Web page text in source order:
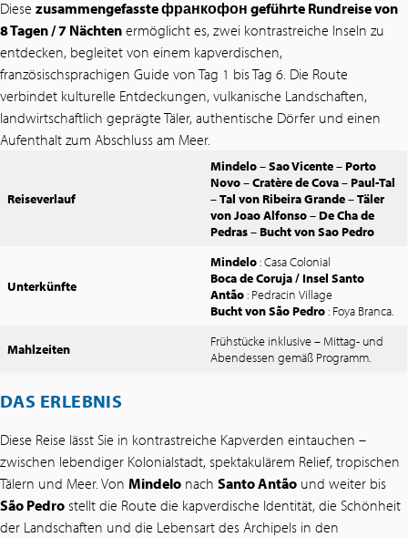
Diese zusammengefasste франкофон geführte Rundreise von
8 Tagen / 7 Nächten ermöglicht es, zwei kontrastreiche Inseln zu
entdecken, begleitet von einem kapverdischen,
französischsprachigen Guide von Tag 1 bis Tag 6. Die Route
verbindet kulturelle Entdeckungen, vulkanische Landschaften,
landwirtschaftlich geprägte Täler, authentische Dörfer und einen
Aufenthalt zum Abschluss am Meer.
Reiseverlauf
Mindelo–Sao Vicente– Porto
Novo–Cratère de Cova– Paul-Tal
–Tal von Ribeira Grande–Täler
von Joao Alfonso– De Cha de
Pedras– Bucht von Sao Pedro
Unterkünfte
Mindelo: Casa Colonial
Boca de Coruja / Insel Santo
Antão: Pedracin Village
Bucht von São Pedro: Foya Branca.
Mahlzeiten
Frühstücke inklusive – Mittag- und
Abendessen gemäß Programm.
DAS ERLEBNIS
Diese Reise lässt Sie in kontrastreiche Kapverden eintauchen –
zwischen lebendiger Kolonialstadt, spektakulärem Relief, tropischen
Tälern und Meer. Von Mindelo nach Santo Antão und weiter bis
São Pedro stellt die Route die kapverdische Identität, die Schönheit
der Landschaften und die Lebensart des Archipels in den